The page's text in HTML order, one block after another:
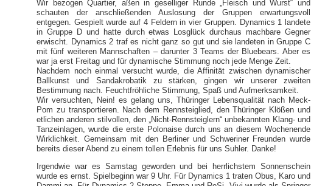
Wir bezogen Quartier, aßen in geselliger Runde „Fleisch und Wurst“ und
schauten der anschließenden Auslosung der Gruppen erwartungsvoll
entgegen. Gespielt wurde auf 4 Feldern in vier Gruppen. Dynamics 1 landete
in Gruppe D und hatte durch etwas Losglück durchaus machbare Gegner
erwischt. Dynamics 2 traf es nicht ganz so gut und sie landeten in Gruppe C
mit fünf weiteren Mannschaften – darunter 3 Teams der Bluebears. Aber es
war ja erst Freitag und für dynamische Stimmung noch jede Menge Zeit.
Nachdem noch einmal versucht wurde, die Affinität zwischen dynamischer
Ballkunst und Sandakrobatik zu stärken, gingen wir unserer zweiten
Bestimmung nach. Feuchtfröhliche Stimmung, Spaß und Aufmerksamkeit.
Wir versuchten, Nein! es gelang uns, Thüringer Lebensqualität nach Meck-
Pom zu transportieren. Nach dem Rennsteiglied, den Thüringer Klößen und
etlichen anderen stilvollen, den „Nicht-Rennsteiglern“ unbekannten Klang- und
Tanzeinlagen, wurde die erste Polonaise durch uns an diesem Wochenende
Wirklichkeit. Gemeinsam mit den Berliner und Schweriner Freunden wurde
bereits dieser Abend zu einem tollen Erlebnis für uns Suhler. Danke!
Irgendwie war es Samstag geworden und bei herrlichstem Sonnenschein
wurde es ernst. Spielbeginn war 9 Uhr. Für Dynamics 1 traten Obus, Karo und